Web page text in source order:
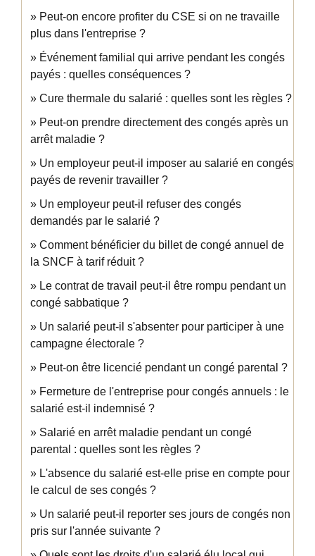
Peut-on encore profiter du CSE si on ne travaille
plus dans l'entreprise ?
Événement familial qui arrive pendant les congés
payés : quelles conséquences ?
Cure thermale du salarié : quelles sont les règles ?
Peut-on prendre directement des congés après un
arrêt maladie ?
Un employeur peut-il imposer au salarié en congés
payés de revenir travailler ?
Un employeur peut-il refuser des congés
demandés par le salarié ?
Comment bénéficier du billet de congé annuel de
la SNCF à tarif réduit ?
Le contrat de travail peut-il être rompu pendant un
congé sabbatique ?
Un salarié peut-il s'absenter pour participer à une
campagne électorale ?
Peut-on être licencié pendant un congé parental ?
Fermeture de l'entreprise pour congés annuels : le
salarié est-il indemnisé ?
Salarié en arrêt maladie pendant un congé
parental : quelles sont les règles ?
L'absence du salarié est-elle prise en compte pour
le calcul de ses congés ?
Un salarié peut-il reporter ses jours de congés non
pris sur l'année suivante ?